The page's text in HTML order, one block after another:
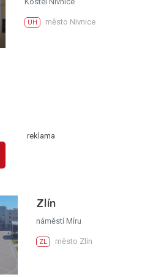
UH město Nivnice
Zlín
náměstí Míru
ZL město Zlín